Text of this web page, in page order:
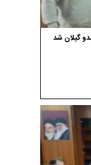
گیلان شد